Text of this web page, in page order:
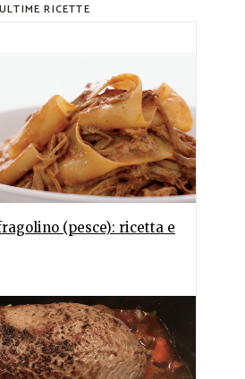
ULTIME RICETTE
(pesce): ricetta e